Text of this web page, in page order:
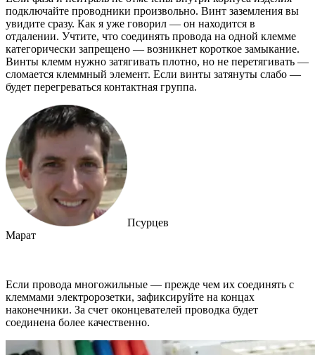
подключайте проводники произвольно. Винт заземления вы
увидите сразу. Как я уже говорил ― он находится в
отдалении. Учтите, что соединять провода на одной клемме
категорически запрещено ― возникнет короткое замыкание.
Винты клемм нужно затягивать плотно, но не перетягивать ―
сломается клеммный элемент. Если винты затянуты слабо ―
будет перегреваться контактная группа.
Псурцев
Марат
Если провода многожильные ― прежде чем их соединять с
клеммами электророзетки, зафиксируйте на концах
наконечники. За счет оконцевателей проводка будет
соединена более качественно.